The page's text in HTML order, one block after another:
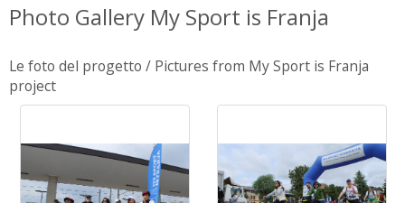
Photo Gallery My Sport is Franja
Le foto del progetto / Pictures from My Sport is Franja
project